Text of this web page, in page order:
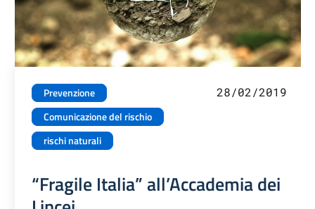
Prevenzione
Comunicazione del rischio
rischi naturali
28/02/2019
“Fragile Italia” all’Accademia dei